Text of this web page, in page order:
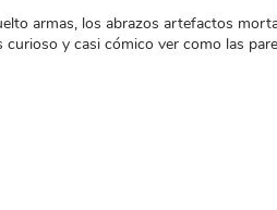
armas, los abrazos artefactos
y casi cómico ver como las